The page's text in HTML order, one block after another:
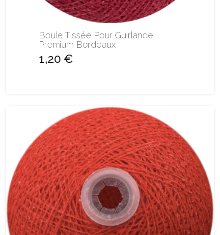
Boule Tissée Pour Guirlande
Premium Bordeaux
1,20 €